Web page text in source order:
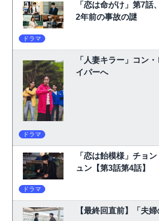
「恋は命がけ」第7
2年前の事故の謎
ドラマ
「人妻キラー」コン
イパーへ
ドラマ
「恋は飴模様」チョ
ュン【第3話第4話】
ドラマ
【最終回直前】「夫